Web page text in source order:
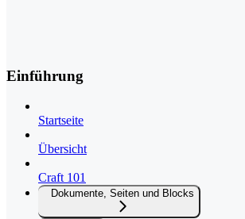
Einführung
Startseite
Übersicht
Craft 101
Dokumente, Seiten und Blocks